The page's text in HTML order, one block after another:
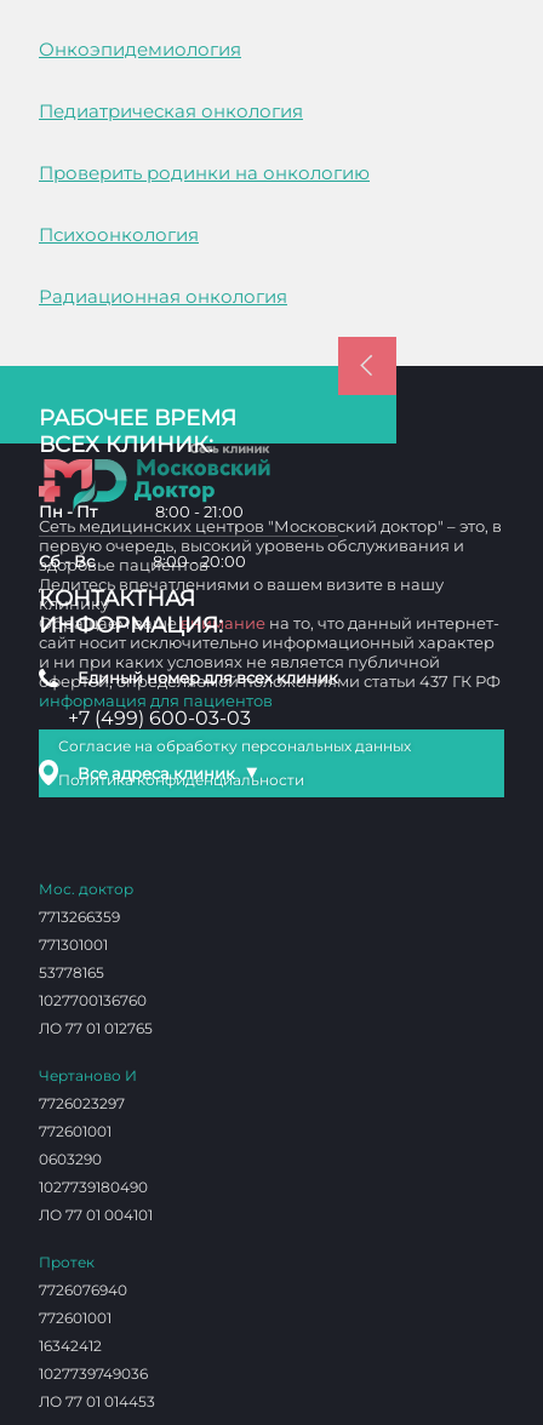
Онкоэпидемиология
Педиатрическая онкология
Проверить родинки на онкологию
Психоонкология
Радиационная онкология
РАБОЧЕЕ ВРЕМЯ
ВСЕХ КЛИНИК:
Пн - Пт 8:00 - 21:00
Сб - Вс 8:00 - 20:00
КОНТАКТНАЯ
ИНФОРМАЦИЯ:
Единый номер для всех клиник
+7 (499) 600-03-03
Все адреса клиник ▼
Сеть медицинских центров "Московский доктор" – это, в
первую очередь, высокий уровень обслуживания и
здоровье пациентов
Делитесь впечатлениями о вашем визите в нашу
клинику
Обращаем вашевнимание на то, что данный интернет-
сайт носит исключительно информационный характер
и ни при каких условиях не является публичной
офертой, определяемой положениями статьи 437 ГК РФ
информация для пациентов
Согласие на обработку персональных данных
Политика конфиденциальности
Мос. доктор
7713266359
771301001
53778165
1027700136760
ЛО 77 01 012765
Чертаново И
7726023297
772601001
0603290
1027739180490
ЛО 77 01 004101
Протек
7726076940
772601001
16342412
1027739749036
ЛО 77 01 014453